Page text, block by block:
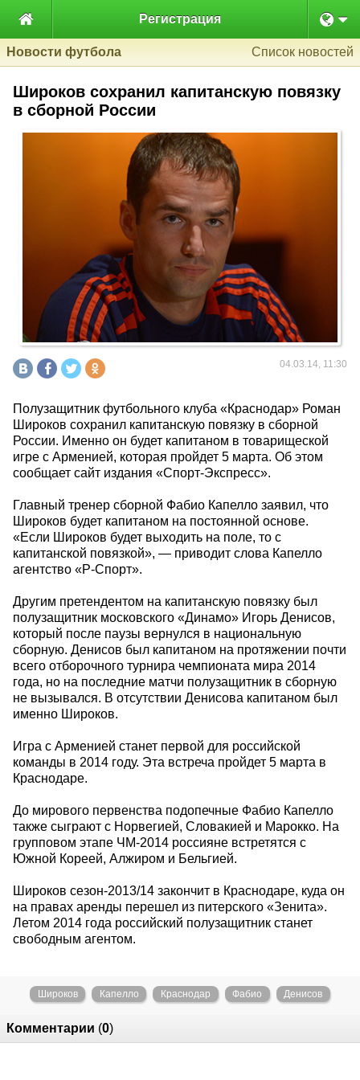
 Регистрация
Новости футбола Список новостей
Широков сохранил капитанскую повязку
в сборной России
04.03.14, 11:30
Полузащитник футбольного клуба «Краснодар» Роман
Широков сохранил капитанскую повязку в сборной
России. Именно он будет капитаном в товарищеской
игре с Арменией, которая пройдет 5 марта. Об этом
сообщает сайт издания «Спорт-Экспресс».
Главный тренер сборной Фабио Капелло заявил, что
Широков будет капитаном на постоянной основе.
«Если Широков будет выходить на поле, то с
капитанской повязкой», — приводит слова Капелло
агентство «Р-Спорт».
Другим претендентом на капитанскую повязку был
полузащитник московского «Динамо» Игорь Денисов,
который после паузы вернулся в национальную
сборную. Денисов был капитаном на протяжении почти
всего отборочного турнира чемпионата мира 2014
года, но на последние матчи полузащитник в сборную
не вызывался. В отсутствии Денисова капитаном был
именно Широков.
Игра с Арменией станет первой для российской
команды в 2014 году. Эта встреча пройдет 5 марта в
Краснодаре.
До мирового первенства подопечные Фабио Капелло
также сыграют с Норвегией, Словакией и Марокко. На
групповом этапе ЧМ-2014 россияне встретятся с
Южной Кореей, Алжиром и Бельгией.
Широков сезон-2013/14 закончит в Краснодаре, куда он
на правах аренды перешел из питерского «Зенита».
Летом 2014 года российский полузащитник станет
свободным агентом.
Широков Капелло Краснодар Фабио Денисов
Комментарии (0)